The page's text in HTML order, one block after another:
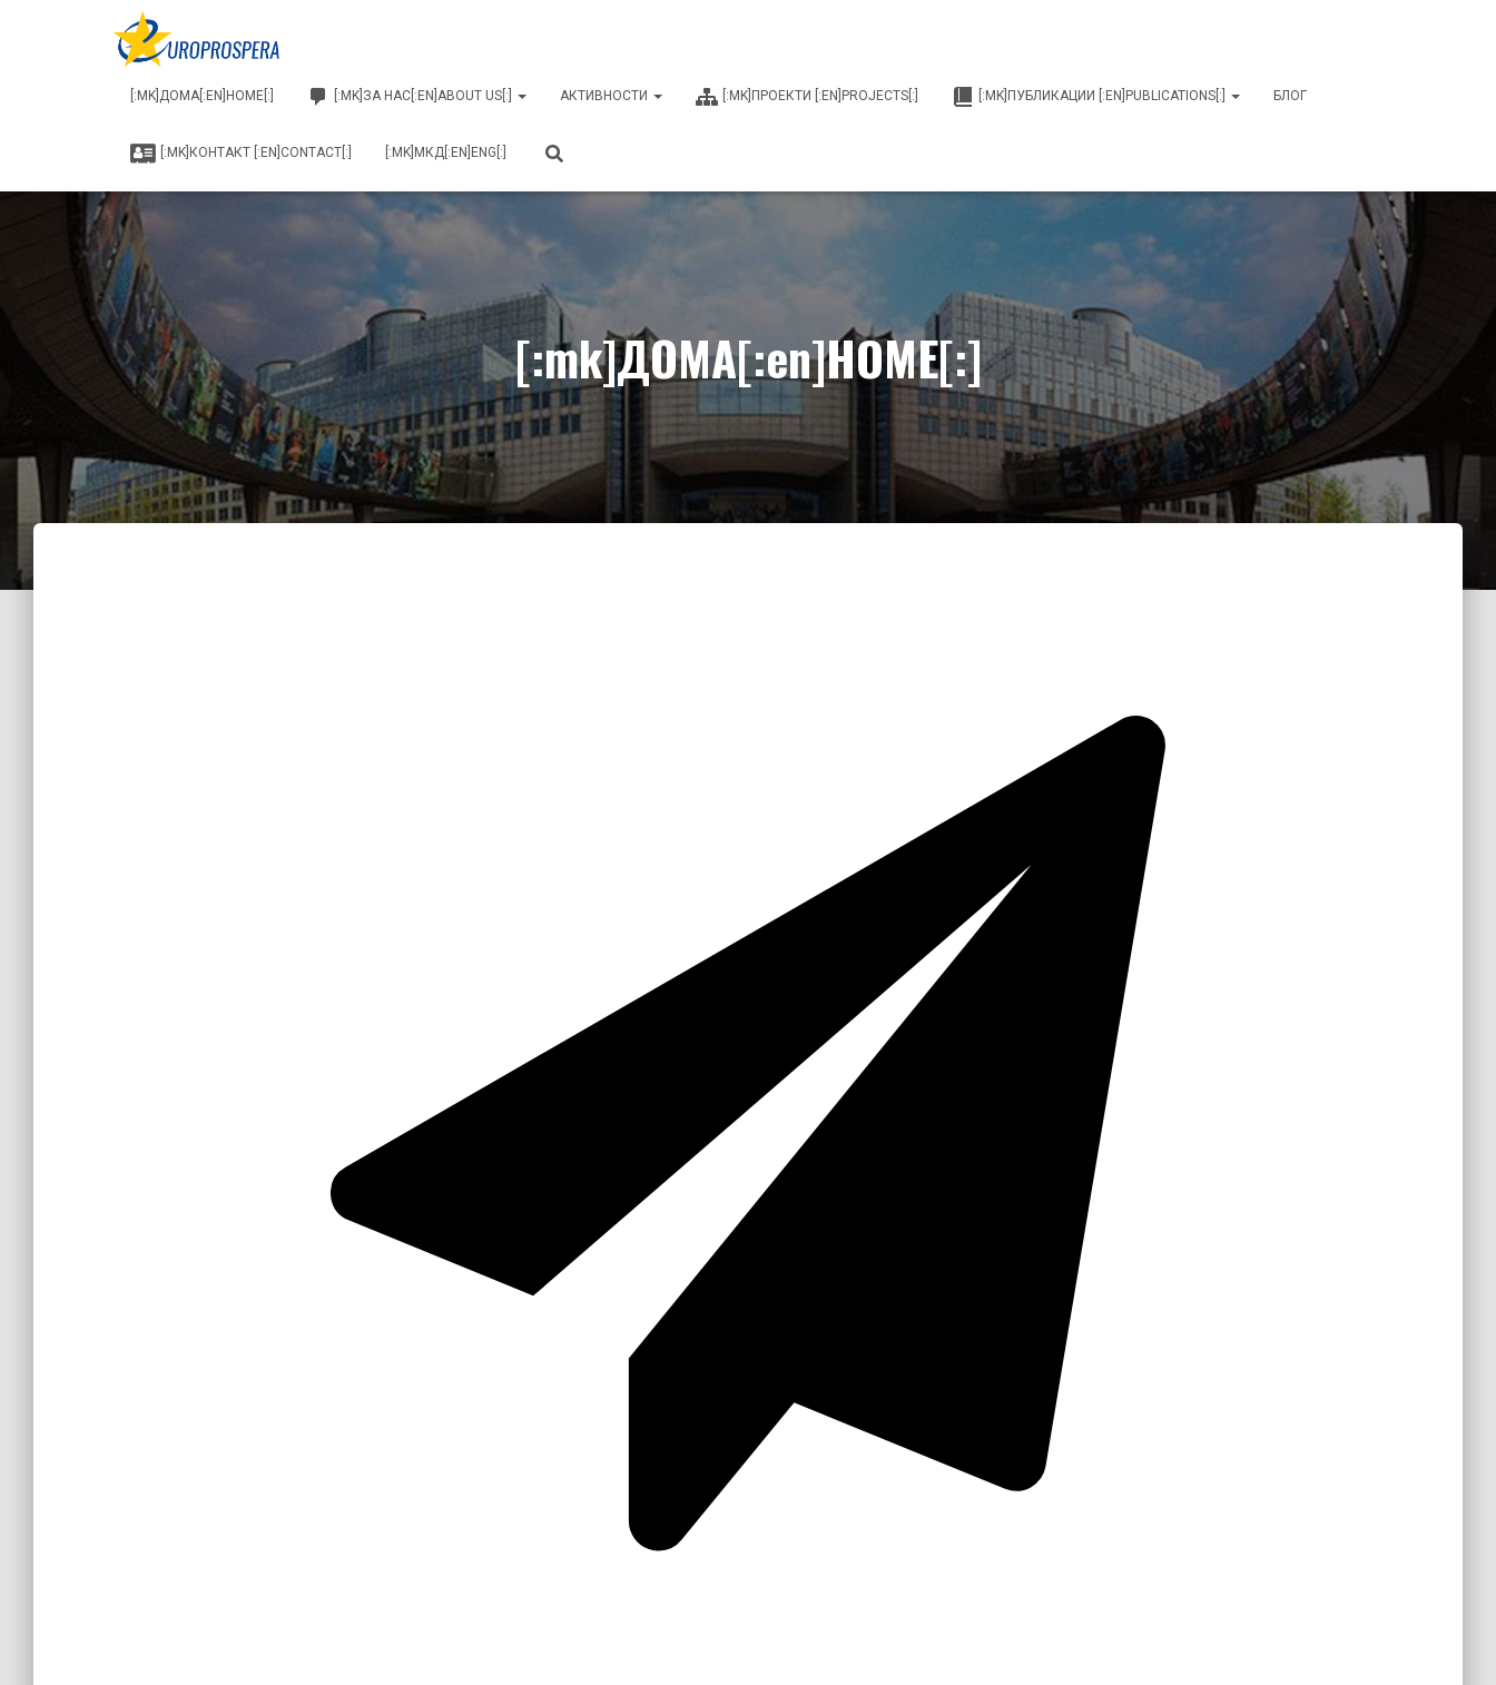
[:MK]ДОМА[:EN]HOME[:] [:MK]ЗА НАС[:EN]ABOUT US[:] АКТИВНОСТИ [:MK]ПРОЕКТИ [:EN]PROJECTS[:] [:MK]ПУБЛИКАЦИИ [:EN]PUBLICATIONS[:] БЛОГ
[:MK]КОНТАКТ [:EN]CONTACT[:] [:MK]МКД[:EN]ENG[:]
[:mk]ДОМА[:en]HOME[:]